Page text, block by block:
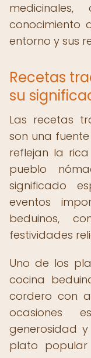
conocimiento
entorno y sus
Recetas
su
Las recetas
son una
reflejan la
pueblo
significado
eventos
beduinos,
festividades
Uno de los
cocina
cordero con
ocasiones
generosidad
plato